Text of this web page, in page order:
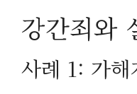
강간죄와
사례 1: 가